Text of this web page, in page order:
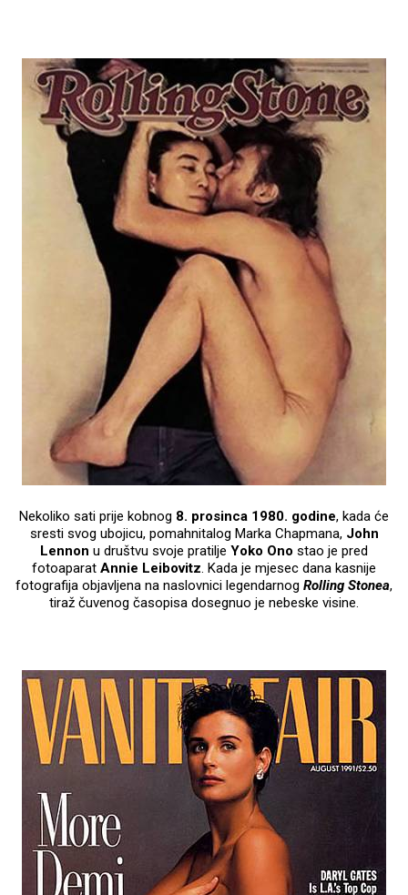
Nekoliko sati prije kobnog 8. prosinca 1980. godine, kada će
sresti svog ubojicu, pomahnitalog Marka Chapmana, John
Lennon u društvu svoje pratilje Yoko Ono stao je pred
fotoaparat Annie Leibovitz. Kada je mjesec dana kasnije
fotografija objavljena na naslovnici legendarnog Rolling Stonea,
tiraž čuvenog časopisa dosegnuo je nebeske visine.